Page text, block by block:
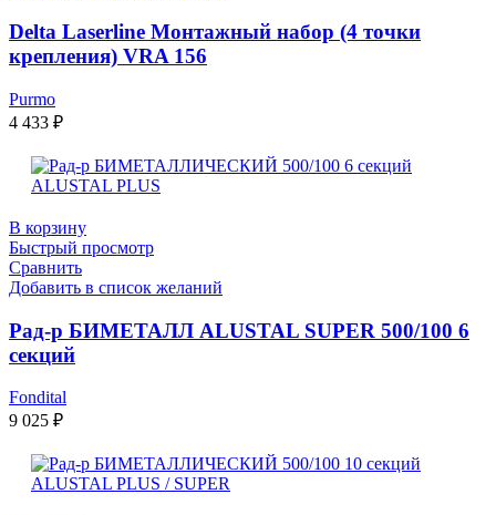
Delta Laserline Монтажный набор (4 точки
крепления) VRA 156
Purmo
4 433 ₽
В корзину
Быстрый просмотр
Сравнить
Добавить в список желаний
Рад-р БИМЕТАЛЛ ALUSTAL SUPER 500/100 6
секций
Fondital
9 025 ₽